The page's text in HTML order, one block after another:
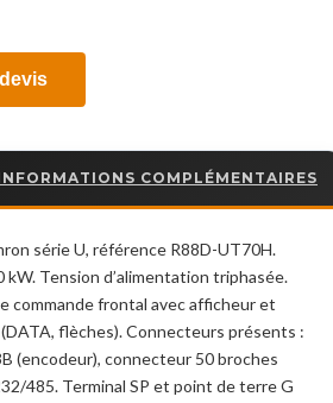
COMPLÉMENTAIRES
série U, référence R88D-UT70H.
kW. Tension d’alimentation triphasée.
commande frontal avec afficheur et
flèches). Connecteurs présents :
(encodeur), connecteur 50 broches
485. Terminal SP et point de terre G